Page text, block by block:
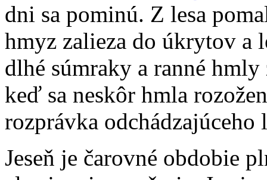
dni sa pominú. Z lesa
hmyz zalieza do úkrytov a
dlhé súmraky a ranné
keď sa neskôr hmla
rozprávka odchádzajúceho
Jeseň je čarovné obdobie